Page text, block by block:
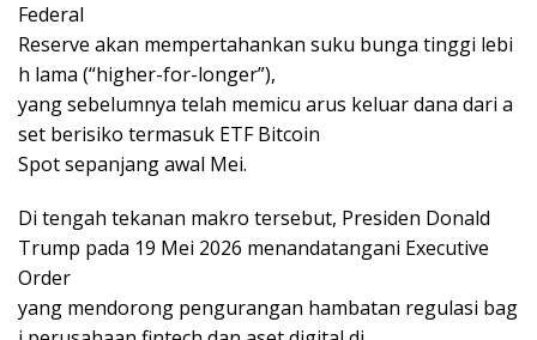
Federal
Reserve akan mempertahankan suku bunga tinggi lebi
h lama (“higher-for-longer”),
yang sebelumnya telah memicu arus keluar dana dari a
set berisiko termasuk ETF Bitcoin
Spot sepanjang awal Mei.
Di tengah tekanan makro tersebut, Presiden Donald
Trump pada 19 Mei 2026 menandatangani Executive
Order
yang mendorong pengurangan hambatan regulasi bag